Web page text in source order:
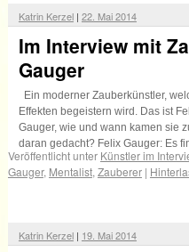
Katrin Kerzel| 22. Mai 2014
Im Interview mit
Gauger
Ein moderner Zauberkünstler,
Effekten begeistern wird. Das ist
Gauger, wie und wann kamen sie
daran gedacht? Felix Gauger: Es
Veröffentlicht unter Künstler im
Gauger, Mentalist, Zauberer |
Katrin Kerzel| 19. Mai 2014